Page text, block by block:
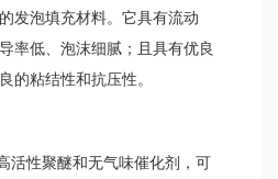
发泡填充材料。它具有流动
率低、泡沫细腻；且具有优良
的粘结性和抗压性。
活性聚醚和无气味催化剂，可